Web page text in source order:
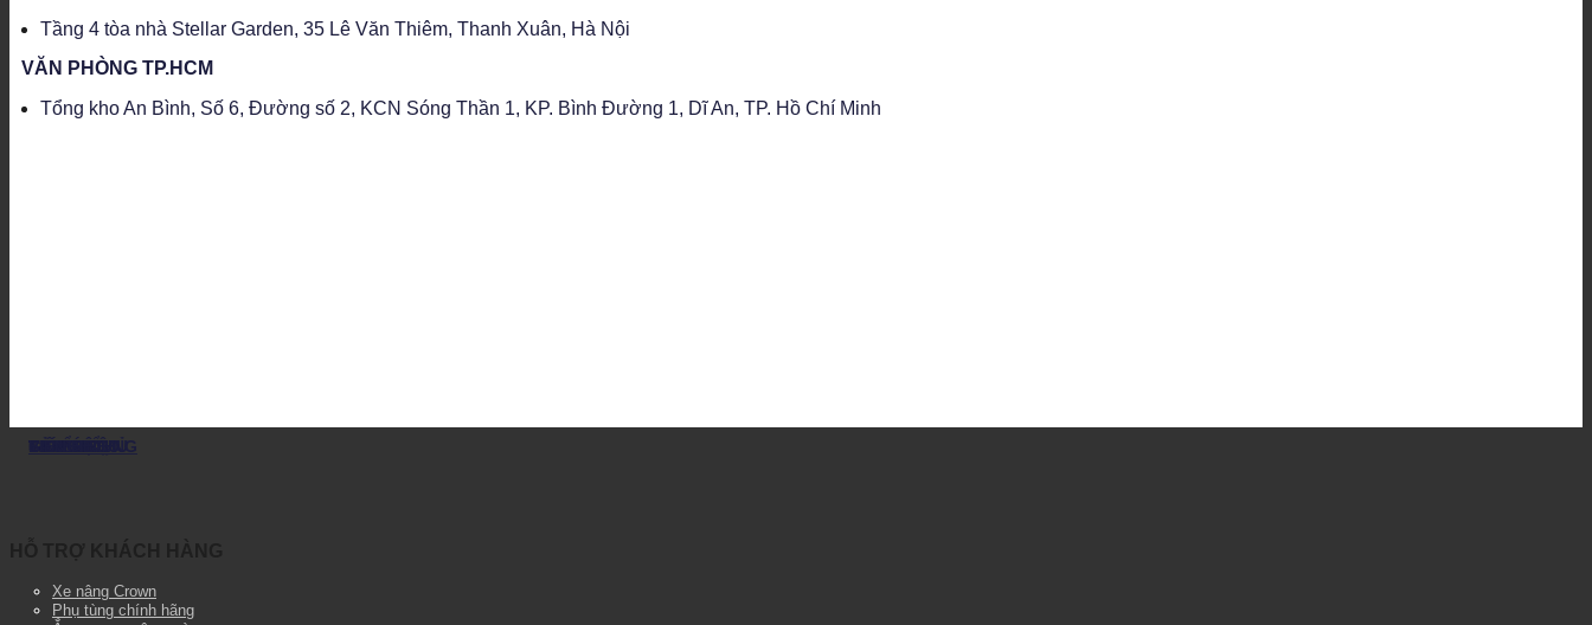
Tầng 4 tòa nhà Stellar Garden, 35 Lê Văn Thiêm, Thanh Xuân, Hà Nội
VĂN PHÒNG TP.HCM
Tổng kho An Bình, Số 6, Đường số 2, KCN Sóng Thần 1, KP. Bình Đường 1, Dĩ An, TP. Hồ Chí Minh
TRANG CHỦ
GIỚI THIỆU
TIN TỨC
VIDEO
TUYỂN DỤNG
SẢN PHẨM
LIÊN HỆ
Xe nâng Crown
Phụ tùng chính hãng